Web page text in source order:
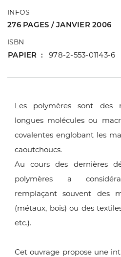
INFOS
276 PAGES / JANVIER 2006
ISBN
PAPIER 978-2-553-01143-
Les polymères sont des
longues molécules ou
covalentes englobant les
caoutchoucs.
Au cours des dernières
polymères a
remplaçant souvent des
(métaux, bois) ou des
etc.).
Cet ouvrage propose une